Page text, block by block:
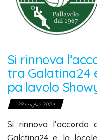
Si rinnova
tra Galatina24
pallavolo
28 Luglio 2024
Si rinnova
Galatina24 e la